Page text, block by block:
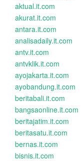
aktual.it.com
akurat.it.com
antara.it.com
analisadaily.it.com
antv.it.com
antvklik.it.com
ayojakarta.it.com
ayobandung.it.com
beritabali.it.com
bangsaonline.it.com
beritajatim.it.com
beritasatu.it.com
bernas.it.com
bisnis.it.com